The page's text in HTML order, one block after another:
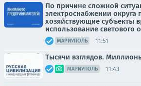
По причине сложной
электроснабжении округа
хозяйствующие субъекты
использование светового
МАРИУПОЛЬ 11:51
Тысячи взглядов.
МАРИУПОЛЬ 11:43